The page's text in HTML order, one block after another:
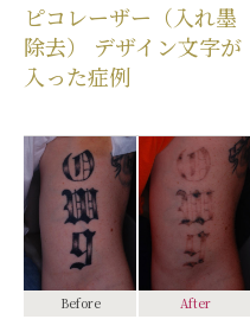
ピコレーザー（入れ墨
除去） デザイン文字が
入った症例
Before After